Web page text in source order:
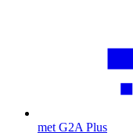
met G2A Plus